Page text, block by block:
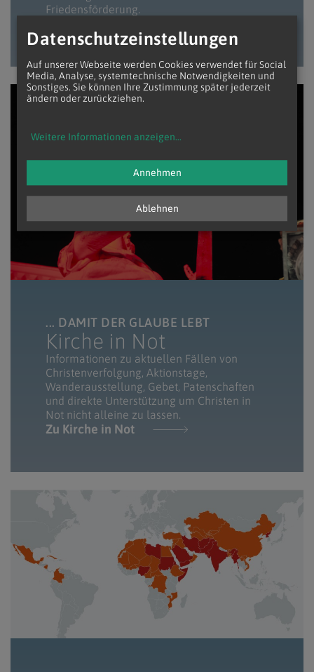
Friedensförderung.
... DAMIT DER GLAUBE LEBT
Kirche in Not
Informationen zu aktuellen Fällen von
Christenverfolgung, Aktionstage,
Wanderausstellung, Gebet, Patenschaften
und direkte Unterstützung um Christen in
Not nicht alleine zu lassen.
Zu Kirche in Not
Datenschutzeinstellungen
Auf unserer Webseite werden Cookies verwendet für Social
Media, Analyse, systemtechnische Notwendigkeiten und
Sonstiges. Sie können Ihre Zustimmung später jederzeit
ändern oder zurückziehen.
Weitere Informationen anzeigen...
Ablehnen
Annehmen